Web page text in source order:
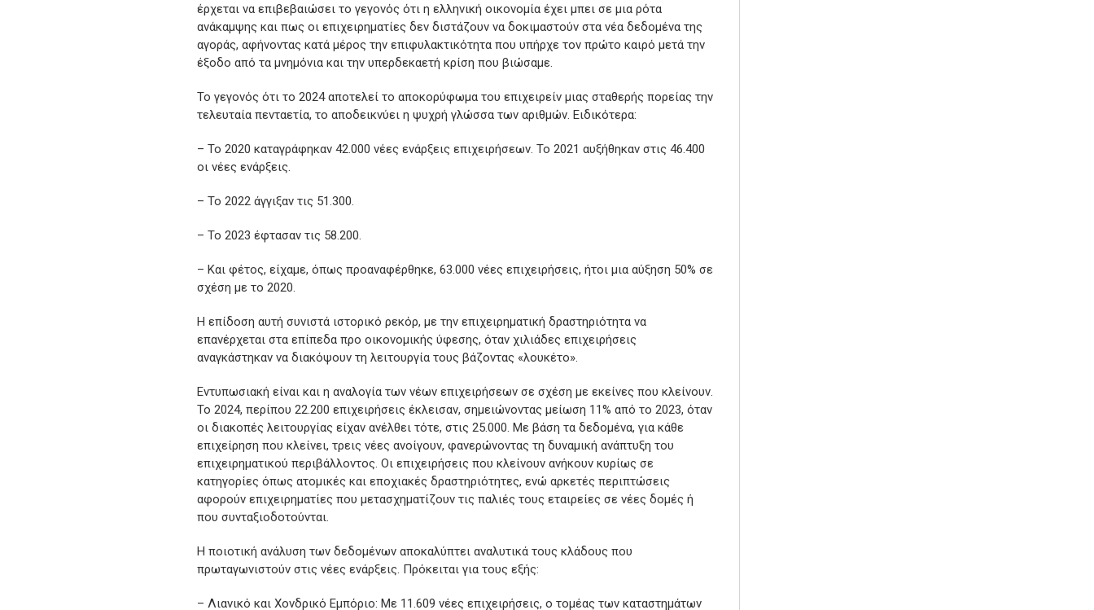
έρχεται να επιβεβαιώσει το γεγονός ότι η ελληνική οικονομία έχει μπει σε μια ρότα
ανάκαμψης και πως οι επιχειρηματίες δεν διστάζουν να δοκιμαστούν στα νέα δεδομένα της
αγοράς, αφήνοντας κατά μέρος την επιφυλακτικότητα που υπήρχε τον πρώτο καιρό μετά την
έξοδο από τα μνημόνια και την υπερδεκαετή κρίση που βιώσαμε.
Το γεγονός ότι το 2024 αποτελεί το αποκορύφωμα του επιχειρείν μιας σταθερής πορείας την
τελευταία πενταετία, το αποδεικνύει η ψυχρή γλώσσα των αριθμών. Ειδικότερα:
– Το 2020 καταγράφηκαν 42.000 νέες ενάρξεις επιχειρήσεων. Το 2021 αυξήθηκαν στις 46.400
οι νέες ενάρξεις.
– Το 2022 άγγιξαν τις 51.300.
– Το 2023 έφτασαν τις 58.200.
– Και φέτος, είχαμε, όπως προαναφέρθηκε, 63.000 νέες επιχειρήσεις, ήτοι μια αύξηση 50% σε
σχέση με το 2020.
Η επίδοση αυτή συνιστά ιστορικό ρεκόρ, με την επιχειρηματική δραστηριότητα να
επανέρχεται στα επίπεδα προ οικονομικής ύφεσης, όταν χιλιάδες επιχειρήσεις
αναγκάστηκαν να διακόψουν τη λειτουργία τους βάζοντας «λουκέτο».
Εντυπωσιακή είναι και η αναλογία των νέων επιχειρήσεων σε σχέση με εκείνες που κλείνουν.
Το 2024, περίπου 22.200 επιχειρήσεις έκλεισαν, σημειώνοντας μείωση 11% από το 2023, όταν
οι διακοπές λειτουργίας είχαν ανέλθει τότε, στις 25.000. Με βάση τα δεδομένα, για κάθε
επιχείρηση που κλείνει, τρεις νέες ανοίγουν, φανερώνοντας τη δυναμική ανάπτυξη του
επιχειρηματικού περιβάλλοντος. Οι επιχειρήσεις που κλείνουν ανήκουν κυρίως σε
κατηγορίες όπως ατομικές και εποχιακές δραστηριότητες, ενώ αρκετές περιπτώσεις
αφορούν επιχειρηματίες που μετασχηματίζουν τις παλιές τους εταιρείες σε νέες δομές ή
που συνταξιοδοτούνται.
Η ποιοτική ανάλυση των δεδομένων αποκαλύπτει αναλυτικά τους κλάδους που
πρωταγωνιστούν στις νέες ενάρξεις. Πρόκειται για τους εξής:
– Λιανικό και Χονδρικό Εμπόριο: Με 11.609 νέες επιχειρήσεις, ο τομέας των καταστημάτων